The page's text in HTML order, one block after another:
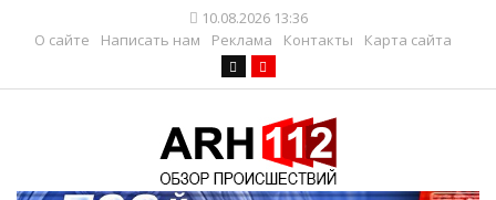
10.08.2026 13:36
О сайте
Написать нам Реклама Контакты Карта сайта